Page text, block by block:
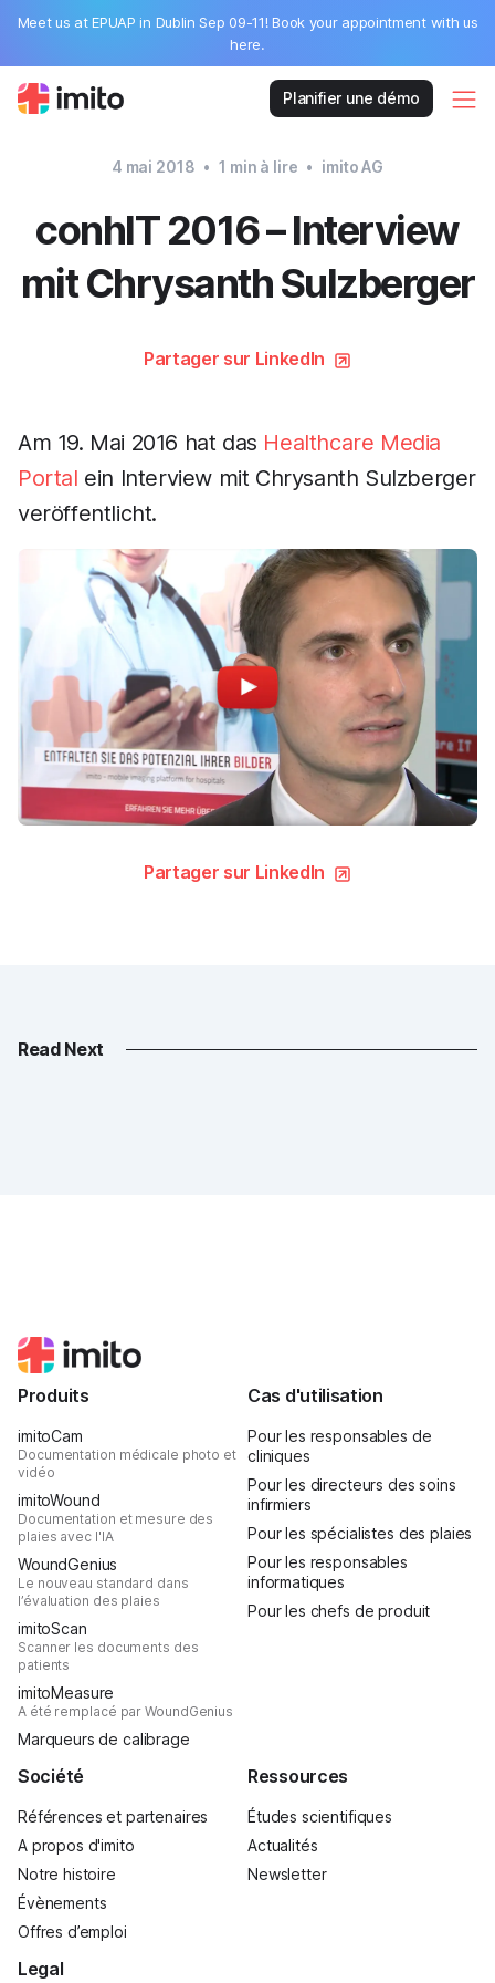
Meet us at EPUAP in Dublin Sep 09-11! Book your appointment with us
here.
Planifier une démo
4 mai 2018 • 1 min à lire • imito AG
conhIT 2016 – Interview
mit Chrysanth Sulzberger
Partager sur LinkedIn
Am 19. Mai 2016 hat das Healthcare Media
Portal ein Interview mit Chrysanth Sulzberger
veröffentlicht.
Partager sur LinkedIn
Read Next
Produits
imitoCam
Documentation médicale photo et
vidéo
imitoWound
Documentation et mesure des
plaies avec l'IA
WoundGenius
Le nouveau standard dans
l’évaluation des plaies
imitoScan
Scanner les documents des
patients
imitoMeasure
A été remplacé par WoundGenius
Marqueurs de calibrage
Cas d'utilisation
Pour les responsables de
cliniques
Pour les directeurs des soins
infirmiers
Pour les spécialistes des plaies
Pour les responsables
informatiques
Pour les chefs de produit
Société
Références et partenaires
A propos d'imito
Notre histoire
Évènements
Offres d’emploi
Ressources
Études scientifiques
Actualités
Newsletter
Legal